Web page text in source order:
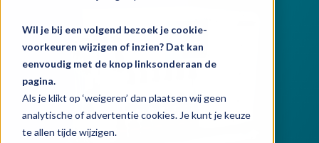
Wil je bij een volgend bezoek je cookie-
voorkeuren wijzigen of inzien? Dat kan
eenvoudig met de knop linksonderaan de
pagina.
Als je klikt op ‘weigeren’ dan plaatsen wij geen
analytische of advertentie cookies. Je kunt je keuze
te allen tijde wijzigen.
Nieuws en evenementen
Downloads
Werken bij